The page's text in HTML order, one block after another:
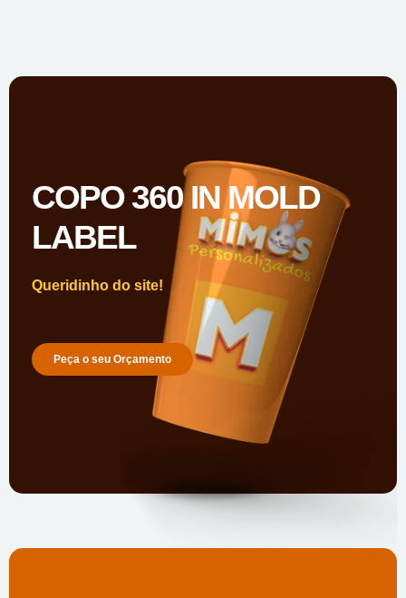
COPO 360 IN MOLD
LABEL
Queridinho do site!
Peça o seu Orçamento